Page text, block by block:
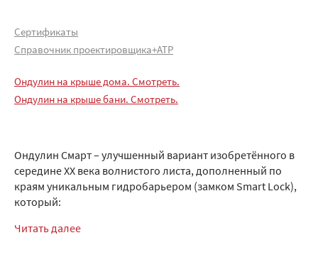
Сертификаты
Справочник проектировщика+АТР
Ондулин на крыше дома. Смотреть.
Ондулин на крыше бани. Смотреть.
Ондулин Смарт – улучшенный вариант изобретённого в
середине XX века волнистого листа, дополненный по
краям уникальным гидробарьером (замком Smart Lock),
который:
Читать далее